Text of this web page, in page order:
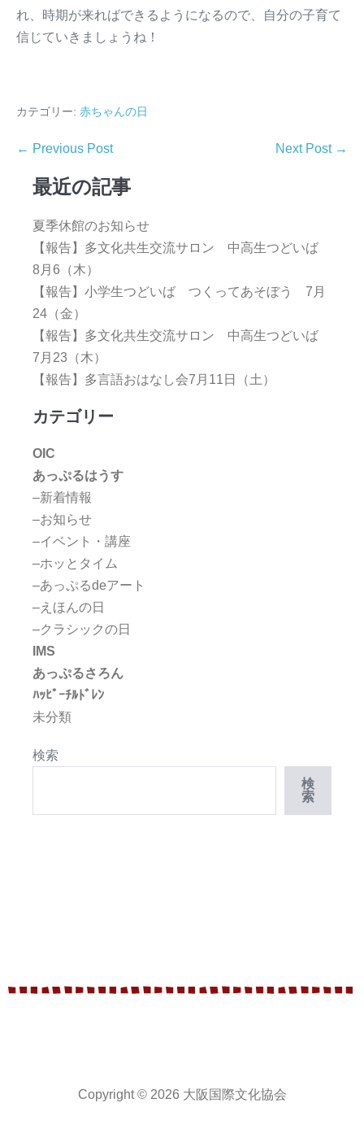
れ、時期が来ればできるようになるので、自分の子育て
信じていきましょうね！
カテゴリー: 赤ちゃんの日
← Previous Post Next Post →
最近の記事
夏季休館のお知らせ
【報告】多文化共生交流サロン 中高生つどいば
8月6（木）
【報告】小学生つどいば つくってあそぼう 7月
24（金）
【報告】多文化共生交流サロン 中高生つどいば
7月23（木）
【報告】多言語おはなし会7月11日（土）
カテゴリー
OIC
あっぷるはうす
–新着情報
–お知らせ
–イベント・講座
–ホッとタイム
–あっぷるdeアート
–えほんの日
–クラシックの日
IMS
あっぷるさろん
ﾊｯﾋﾟｰﾁﾙﾄﾞﾚﾝ
未分類
検索
検
索
Copyright © 2026 大阪国際文化協会